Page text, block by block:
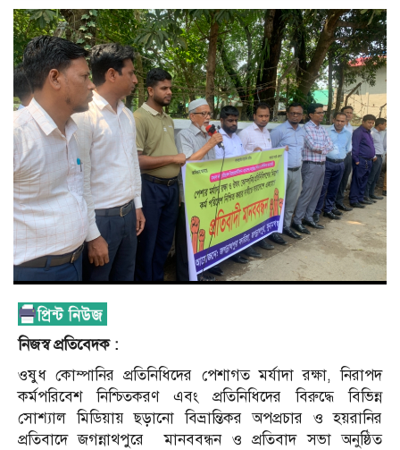
নিজস্ব প্রতিবেদক :
ওষুধ কোম্পানির প্রতিনিধিদের পেশাগত মর্যাদা রক্ষা, নিরাপদ
কর্মপরিবেশ নিশ্চিতকরণ এবং প্রতিনিধিদের বিরুদ্ধে বিভিন্ন
সোশ্যাল মিডিয়ায় ছড়ানো বিভ্রান্তিকর অপপ্রচার ও হয়রানির
প্রতিবাদে জগন্নাথপুরে
মানববন্ধন ও প্রতিবাদ সভা অনুষ্ঠিত